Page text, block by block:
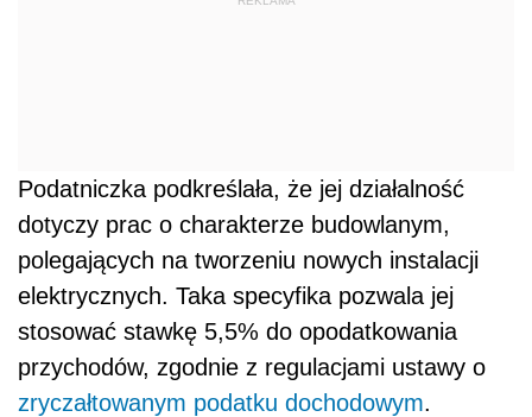
Podatniczka podkreślała, że jej działalność
dotyczy prac o charakterze budowlanym,
polegających na tworzeniu nowych instalacji
elektrycznych. Taka specyfika pozwala jej
stosować stawkę 5,5% do opodatkowania
przychodów, zgodnie z regulacjami ustawy o
zryczałtowanym podatku dochodowym.